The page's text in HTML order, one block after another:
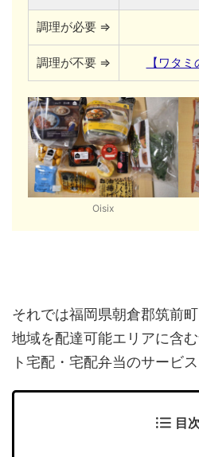
調理が必要 ⇒
調理が不要 ⇒ 【ワタ
Oisix
それでは福岡県朝倉郡筑前
地域を配達可能エリアに含
ト宅配・宅配弁当のサービ
目次